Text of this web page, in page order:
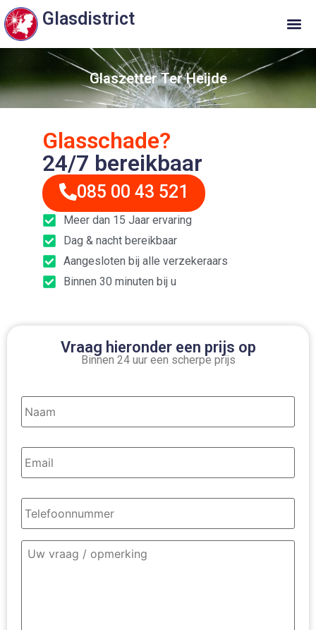
Glasdistrict
Glaszetter Ter Heijde
Vraag hieronder een prijs op
Binnen 24 uur een scherpe prijs
Naam *
Email *
Telefoonnummer *
Omschrijving
contact *
Glasschade?
24/7 bereikbaar
085 00 43 521
Meer dan 15 Jaar ervaring
Dag & nacht bereikbaar
Aangesloten bij alle verzekeraars
Binnen 30 minuten bij u